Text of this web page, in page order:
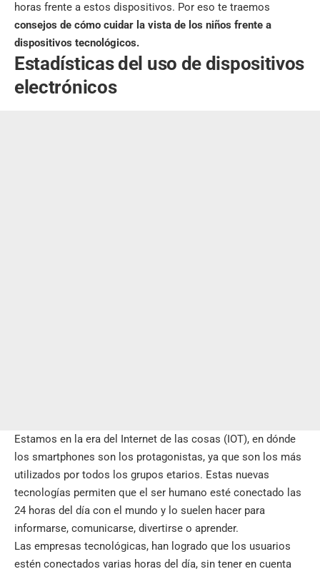
horas frente a estos dispositivos. Por eso te traemos
consejos de cómo cuidar la vista de los niños frente a
dispositivos tecnológicos.
Estadísticas del uso de dispositivos
electrónicos
Estamos en la era del Internet de las cosas (IOT), en dónde
los smartphones son los protagonistas, ya que son los más
utilizados por todos los grupos etarios. Estas nuevas
tecnologías permiten que el ser humano esté conectado las
24 horas del día con el mundo y lo suelen hacer para
informarse, comunicarse, divertirse o aprender.
Las empresas tecnológicas, han logrado que los usuarios
estén conectados varias horas del día, sin tener en cuenta